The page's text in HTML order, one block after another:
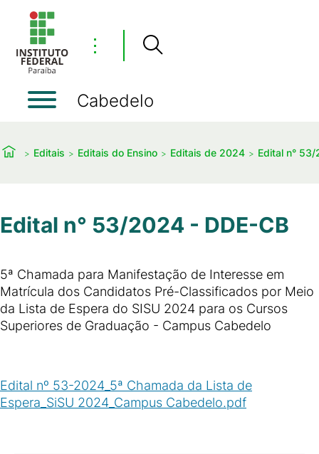
⋮
Cabedelo
Editais Editais do Ensino Editais de 2024 Edital n°
Edital n° 53/2024 - DDE-CB
5ª Chamada para Manifestação de Interesse em
Matrícula dos Candidatos Pré-Classificados por Meio
da Lista de Espera do SISU 2024 para os Cursos
Superiores de Graduação - Campus Cabedelo
Edital nº 53-2024_5ª Chamada da Lista de
Espera_SiSU 2024_Campus Cabedelo.pdf